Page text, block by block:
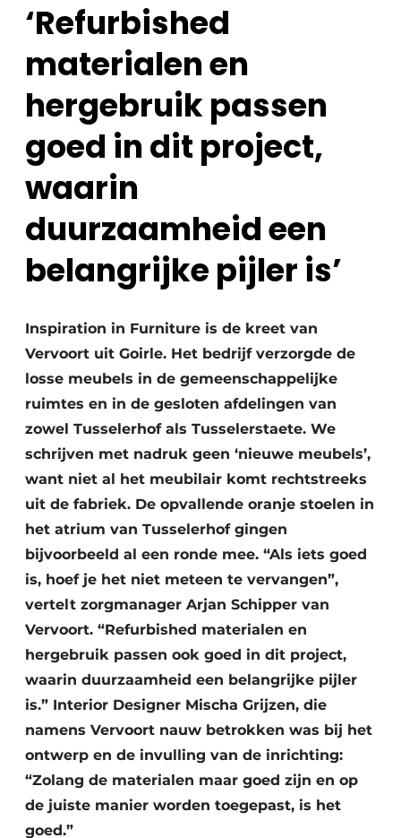
‘Refurbished
materialen en
hergebruik passen
goed in dit project,
waarin
duurzaamheid een
belangrijke pijler is’
Inspiration in Furniture is de kreet van
Vervoort uit Goirle. Het bedrijf verzorgde de
losse meubels in de gemeenschappelijke
ruimtes en in de gesloten afdelingen van
zowel Tusselerhof als Tusselerstaete. We
schrijven met nadruk geen ‘nieuwe meubels’,
want niet al het meubilair komt rechtstreeks
uit de fabriek. De opvallende oranje stoelen in
het atrium van Tusselerhof gingen
bijvoorbeeld al een ronde mee. “Als iets goed
is, hoef je het niet meteen te vervangen”,
vertelt zorgmanager Arjan Schipper van
Vervoort. “Refurbished materialen en
hergebruik passen ook goed in dit project,
waarin duurzaamheid een belangrijke pijler
is.” Interior Designer Mischa Grijzen, die
namens Vervoort nauw betrokken was bij het
ontwerp en de invulling van de inrichting:
“Zolang de materialen maar goed zijn en op
de juiste manier worden toegepast, is het
goed.”